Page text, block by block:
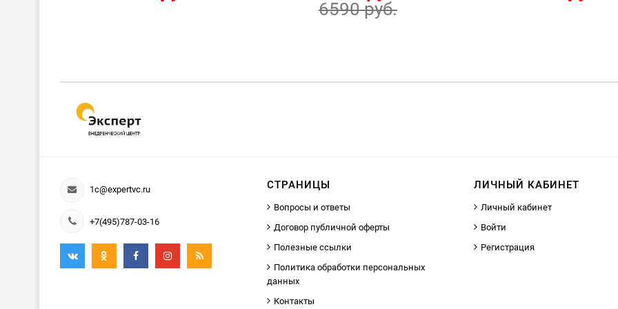
6590 руб.
1c@expertvc.ru
+7(495)787-03-16
СТРАНИЦЫ
Вопросы и ответы
Договор публичной оферты
Полезные ссылки
Политика обработки персональных
данных
Контакты
ЛИЧНЫЙ КАБИНЕТ
Личный кабинет
Войти
Регистрация